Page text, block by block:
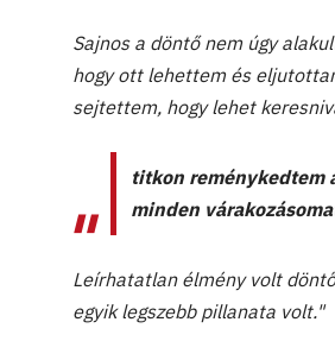
Sajnos a döntő nem úgy
hogy ott lehettem és
sejtettem, hogy lehet
titkon reménykedtem
minden
Leírhatatlan élmény volt
egyik legszebb pillanata volt."